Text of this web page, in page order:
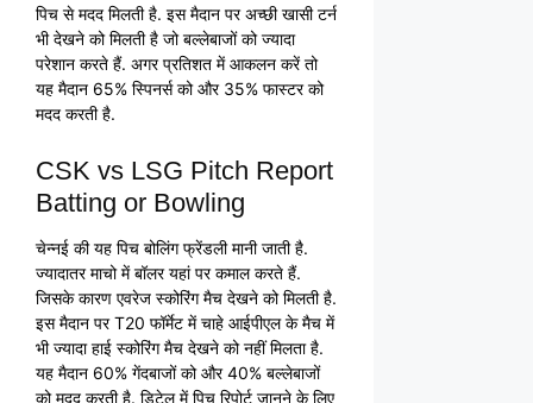
पिच से मदद मिलती है. इस मैदान पर अच्छी खासी टर्न
भी देखने को मिलती है जो बल्लेबाजों को ज्यादा
परेशान करते हैं. अगर प्रतिशत में आकलन करें तो
यह मैदान 65% स्पिनर्स को और 35% फास्टर को
मदद करती है.
CSK vs LSG Pitch Report
Batting or Bowling
चेन्नई की यह पिच बोलिंग फ्रेंडली मानी जाती है.
ज्यादातर माचो में बॉलर यहां पर कमाल करते हैं.
जिसके कारण एवरेज स्कोरिंग मैच देखने को मिलती है.
इस मैदान पर T20 फॉर्मेट में चाहे आईपीएल के मैच में
भी ज्यादा हाई स्कोरिंग मैच देखने को नहीं मिलता है.
यह मैदान 60% गेंदबाजों को और 40% बल्लेबाजों
को मदद करती है. डिटेल में पिच रिपोर्ट जानने के लिए